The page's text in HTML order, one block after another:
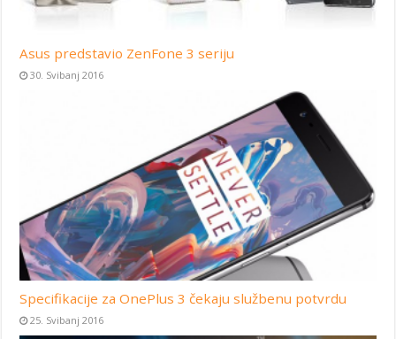
Asus predstavio ZenFone 3 seriju
30. Svibanj 2016
Specifikacije za OnePlus 3 čekaju službenu potvrdu
25. Svibanj 2016